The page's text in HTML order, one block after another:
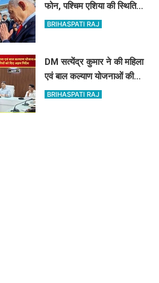
फोन, पश्चिम एशिया की स्थिति
और द्विपक्षीय रिश्तों पर चर्चा
BRIHASPATI RAJ
DM सत्येंद्र कुमार ने की महिला
एवं बाल कल्याण योजनाओं की
समीक्षा, अधिकारियों को दिए
BRIHASPATI RAJ